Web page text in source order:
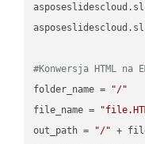
#Konwersja HTML na
folder_name =
"/"
file_name =
out_path =
"/" +